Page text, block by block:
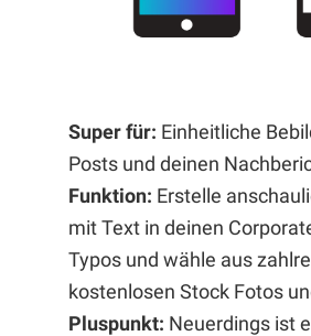
Super für: Einheitliche
Posts und deinen
Funktion: Erstelle
mit Text in deinen
Typos und wähle aus
kostenlosen Stock Fotos
Pluspunkt: Neuerdings ist